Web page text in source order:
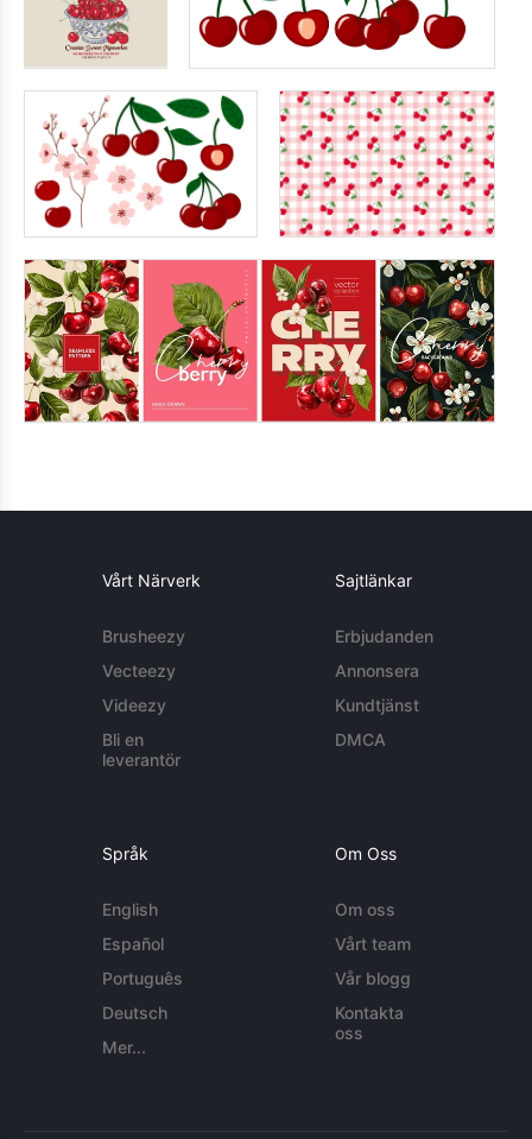
Vårt Närverk
Brusheezy
Vecteezy
Videezy
Bli en
leverantör
Sajtlänkar
Erbjudanden
Annonsera
Kundtjänst
DMCA
Språk
English
Español
Português
Deutsch
Mer...
Om Oss
Om oss
Vårt team
Vår blogg
Kontakta
oss